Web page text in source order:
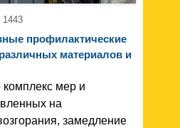
1443
профилактические
материалов и
мер и
на
замедление